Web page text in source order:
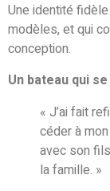
Une identité
modèles, et qui
conception.
Un bateau qui
« J’ai fait
céder à
avec son
la famille. »